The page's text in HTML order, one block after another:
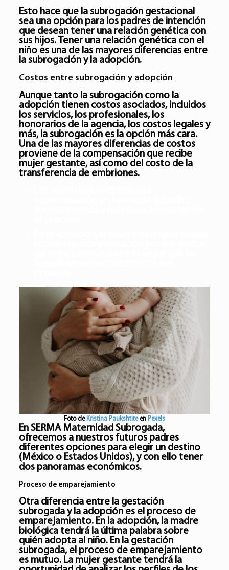
Esto hace que la subrogación gestacional
sea una opción para los padres de intención
que desean tener una relación genética con
sus hijos. Tener una relación genética con el
niño es una de las mayores diferencias entre
la subrogación y la adopción.
Costos entre subrogación y adopción
Aunque tanto la subrogación como la
adopción tienen costos asociados, incluidos
los servicios, los profesionales, los
honorarios de la agencia, los costos legales y
más, la subrogación es la opción más cara.
Una de las mayores diferencias de costos
proviene de la compensación que recibe
mujer gestante, así como del costo de la
transferencia de embriones.
Foto de Kristina Paukshtiteen Pexels
En SERMA Maternidad Subrogada,
ofrecemos a nuestros futuros padres
diferentes opciones para elegir un destino
(México o Estados Unidos), y con ello tener
dos panoramas económicos.
Proceso de emparejamiento
Otra diferencia entre la gestación
subrogada y la adopción es el proceso de
emparejamiento. En la adopción, la madre
biológica tendrá la última palabra sobre
quién adopta al niño. En la gestación
subrogada, el proceso de emparejamiento
es mutuo. La mujer gestante tendrá la